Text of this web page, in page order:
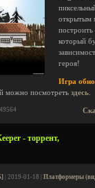
открытым
построить
который
героя!
Игра
можно посмотреть здесь
- торрент,
| 2019-01-18 | Платформеры